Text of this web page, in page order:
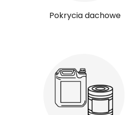
Pokrycia dachowe